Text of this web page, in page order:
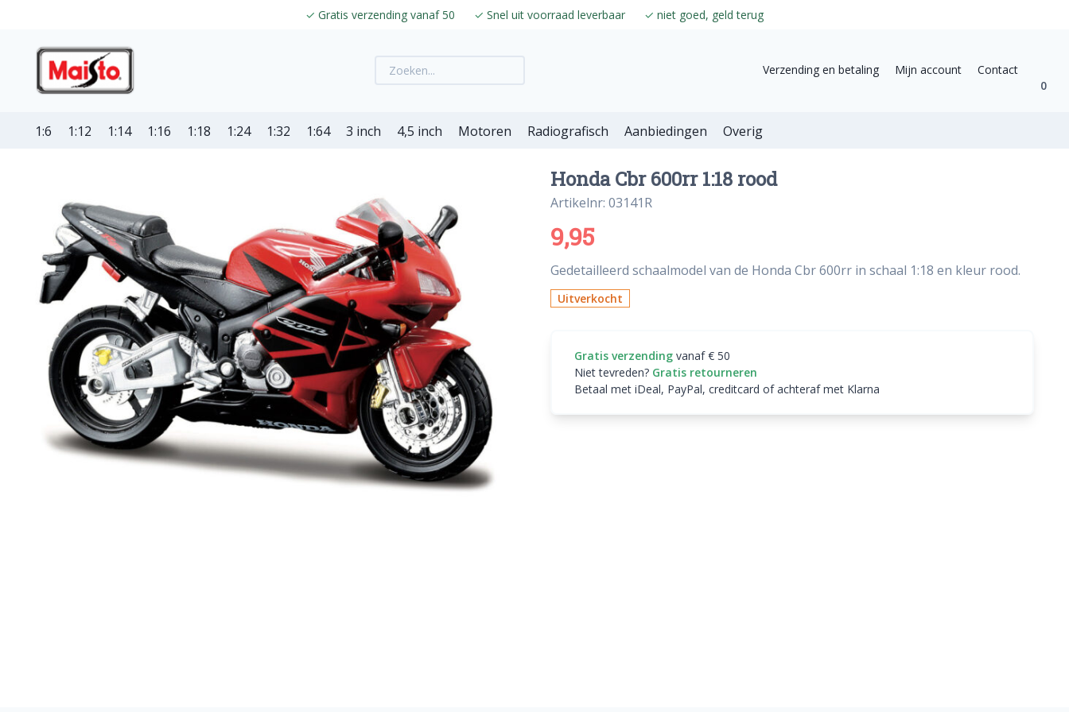
✓ Gratis verzending vanaf 50 ✓ Snel uit voorraad leverbaar ✓ niet goed, geld terug
Verzending en betaling Mijn account
Contact
0
1:6 1:12 1:14 1:16 1:18 1:24 1:32 1:64 3 inch 4,5 inch Motoren Radiografisch Aanbiedingen Overig
Honda Cbr 600rr 1:18 rood
Artikelnr: 03141R
9,95
Gedetailleerd schaalmodel van de Honda Cbr 600rr in schaal 1:18 en kleur rood.
Uitverkocht
Gratis verzending vanaf € 50
Niet tevreden? Gratis retourneren
Betaal met iDeal, PayPal, creditcard of achteraf met Klarna